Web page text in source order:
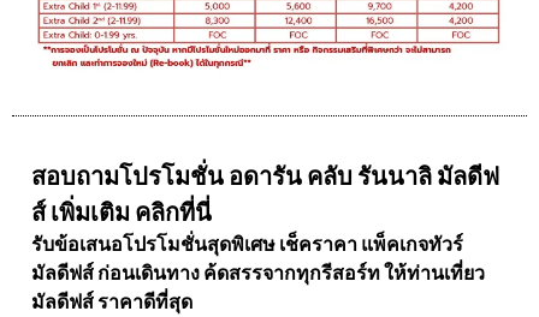
สอบถามโปรโมชั่น อดารัน คลับ รันนาลิ มัลดีฟ
ส์ เพิ่มเติม คลิกที่นี่
รับข้อเสนอโปรโมชั่นสุดพิเศษ เช็คราคา แพ็คเกจทัวร์
มัลดีฟส์ ก่อนเดินทาง ค้ดสรรจากทุกรีสอร์ท ให้ท่านเที่ยว
มัลดีฟส์ ราคาดีที่สุด